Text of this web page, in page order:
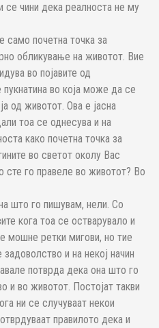
се чини дека реалноста не му
само почетна точка за
обликување на животот. Вие
во појавите од
во која може да се
од животот. Ова е јасна
тоа се однесува и на
како почетна точка за
во светот околу Вас
сте го правеле во животот? Во
што го пишувам, нели. Со
кога тоа се остварувало и
мошне ретки мигови, но тие
и на некој начин
потврда дека она што го
и во животот. Постојат такви
ни се случуваат некои
правилото дека и